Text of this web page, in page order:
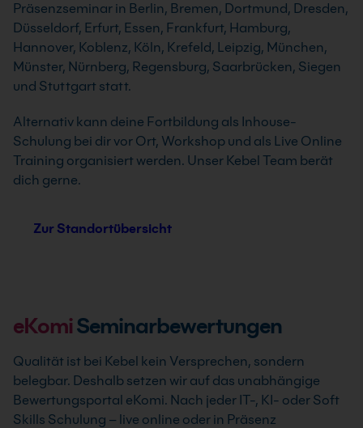
Präsenzseminar in Berlin, Bremen, Dortmund, Dresden,
Düsseldorf, Erfurt, Essen, Frankfurt, Hamburg,
Hannover, Koblenz, Köln, Krefeld, Leipzig, München,
Münster, Nürnberg, Regensburg, Saarbrücken, Siegen
und Stuttgart statt.
Alternativ kann deine Fortbildung als Inhouse-
Schulung bei dir vor Ort, Workshop und als Live Online
Training organisiert werden. Unser Kebel Team berät
dich gerne.
Zur Standortübersicht
eKomiSeminarbewertungen
Qualität ist bei Kebel kein Versprechen, sondern
belegbar. Deshalb setzen wir auf das unabhängige
Bewertungsportal eKomi. Nach jeder IT-, KI- oder Soft
Skills Schulung – live online oder in Präsenz